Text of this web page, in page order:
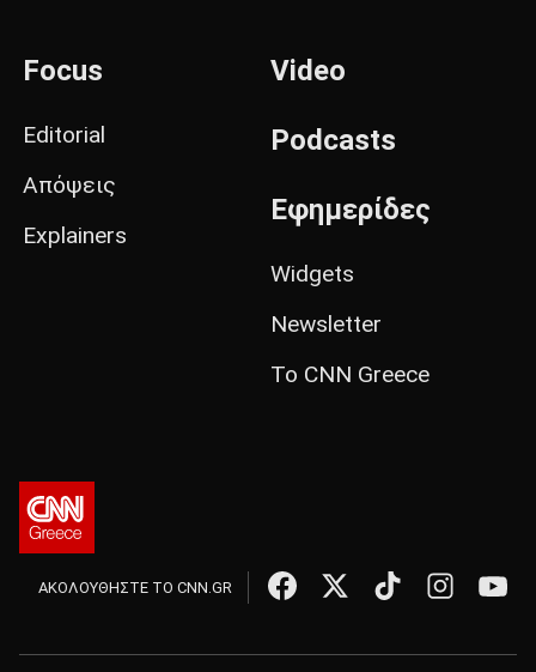
Focus
Editorial
Απόψεις
Explainers
Video
Podcasts
Εφημερίδες
Widgets
Newsletter
Το CNN Greece
ΑΚΟΛΟΥΘΗΣΤΕ ΤΟ CNN.GR